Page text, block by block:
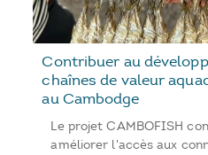
Contribuer au
chaînes de valeur
au Cambodge
Le projet CAMBOFISH
améliorer l'accès aux